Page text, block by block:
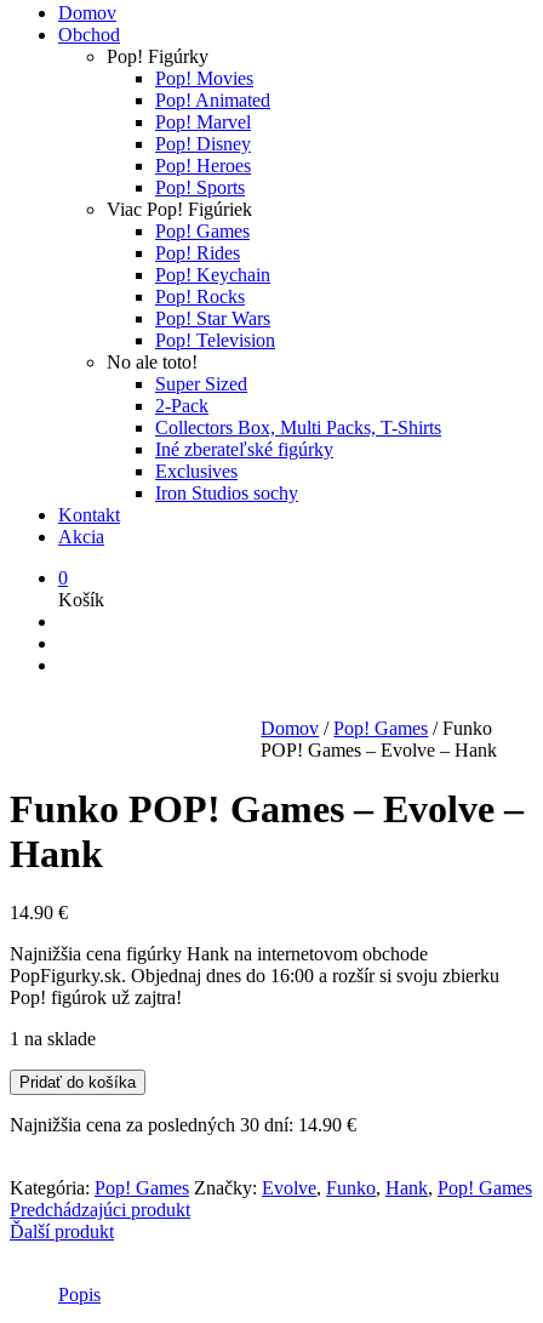
Domov
Obchod
Pop! Figúrky
Pop! Movies
Pop! Animated
Pop! Marvel
Pop! Disney
Pop! Heroes
Pop! Sports
Viac Pop! Figúriek
Pop! Games
Pop! Rides
Pop! Keychain
Pop! Rocks
Pop! Star Wars
Pop! Television
No ale toto!
Super Sized
2-Pack
Collectors Box, Multi Packs, T-Shirts
Iné zberateľské figúrky
Exclusives
Iron Studios sochy
Kontakt
Akcia
0
Košík
Domov / Pop! Games /Funko
POP! Games – Evolve – Hank
Funko POP! Games – Evolve –
Hank
14.90 €
Najnižšia cena figúrky Hank na internetovom obchode
PopFigurky.sk. Objednaj dnes do 16:00 a rozšír si svoju zbierku
Pop! figúrok už zajtra!
1 na sklade
množstvo
Funko
POP!
Evolve
-
Hank
Pridať do košíka
Najnižšia cena za posledných 30 dní: 14.90 €
Kategória: Pop! Games Značky: Evolve, Funko, Hank, Pop! Games
Predchádzajúci produkt
Ďalší produkt
Popis